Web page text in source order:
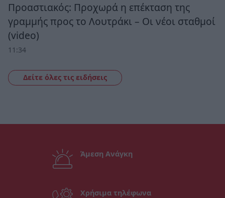
Προαστιακός: Προχωρά η επέκταση της
γραμμής προς το Λουτράκι – Οι νέοι σταθμοί
(video)
11:34
Δείτε όλες τις ειδήσεις
Άμεση Ανάγκη
Χρήσιμα τηλέφωνα